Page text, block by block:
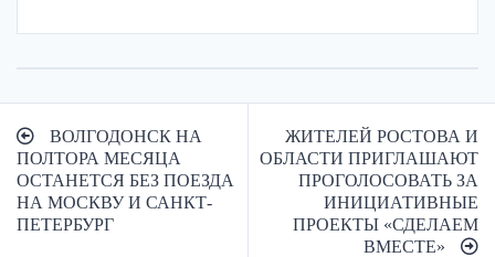
Навигация
по
записям
ВОЛГОДОНСК НА
ПОЛТОРА МЕСЯЦА
ОСТАНЕТСЯ БЕЗ ПОЕЗДА
НА МОСКВУ И САНКТ-
ПЕТЕРБУРГ
ЖИТЕЛЕЙ РОСТОВА И
ОБЛАСТИ ПРИГЛАШАЮТ
ПРОГОЛОСОВАТЬ ЗА
ИНИЦИАТИВНЫЕ
ПРОЕКТЫ «СДЕЛАЕМ
ВМЕСТЕ»